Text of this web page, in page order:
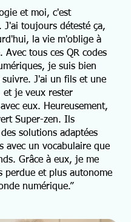
et moi, c'est
J'ai toujours détesté ça,
la vie m'oblige à
Avec tous ces QR codes
je suis bien
suivre. J'ai un fils et une
et je veux rester
eux. Heureusement,
Super-zen. Ils
solutions adaptées
avec un vocabulaire que
Grâce à eux, je me
perdue et plus autonome
numérique.”